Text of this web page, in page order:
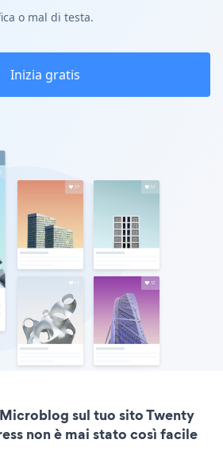
o mal di testa.
Inizia gratis
sul tuo sito Twenty
non è mai stato così facile